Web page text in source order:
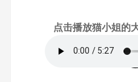
点击播放猫小姐的